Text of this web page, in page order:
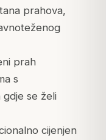
prahova,
prah
s
gdje se želi
cijenjen